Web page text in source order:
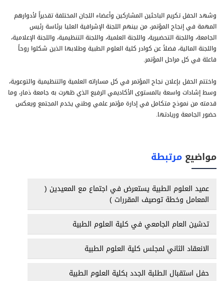
وشهد الحفل تكريم الباحثين المشاركين وأعضاء اللجان المختلفة تقديراً لأدوارهم
المهمة في إنجاح المؤتمر، من بينهم اللجنة الإشرافية العليا برئاسة رئيس
الجامعة، واللجنة التحضيرية، واللجنة العلمية، واللجنة التنظيمية، واللجنة الإعلامية،
واللجنة المالية، فضلاً عن كوادر كلية العلوم الطبية وطلابها الذين شكلوا روحاً
فاعلة في كل مراحل المؤتمر.
واختتم الحفل بإعلان نجاح المؤتمر في كل مساراته العلمية والتنظيمية والتوعوية،
وسط إشادات واسعة بالمستوى الأكاديمي الرفيع الذي ظهرت به جامعة ذمار، وما
قدمته من نموذج متكامل في إدارة مؤتمر علمي وطني يخدم المجتمع ويعكس
حضور الجامعة وريادتها.
مواضيع مرتبطة
عميد العلوم الطبية يستعرض في اجتماع مع المعيدين (
المعامل وخطة توصيف المقررات )
تدشين العام الجامعي في كلية العلوم الطبية
الانعقاد الثاني لمجلس كلية العلوم الطبية
حفل استقبال الطلبة الجدد بكلية العلوم الطبية